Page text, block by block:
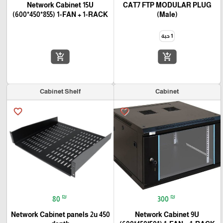
CAT7 FTP MODULAR PLUG
(Male)
1 حبة
add_shopping_cart
Network Cabinet 15U
(600*450*855) 1-FAN + 1-RACK
add_shopping_cart
Cabinet
favorite_border
300 ₪
Network Cabinet 9U
Cabinet Shelf
favorite_border
80 ₪
Network Cabinet panels 2u 450